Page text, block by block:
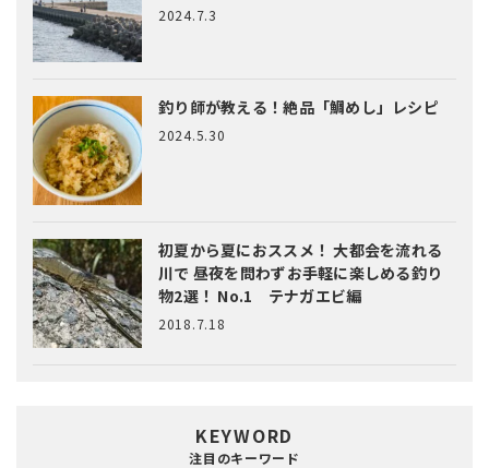
2024.7.3
釣り師が教える！絶品「鯛めし」レシピ
2024.5.30
初夏から夏におススメ！ 大都会を流れる
川で 昼夜を問わずお手軽に楽しめる釣り
物2選！ No.1 テナガエビ編
2018.7.18
KEYWORD
注目のキーワード